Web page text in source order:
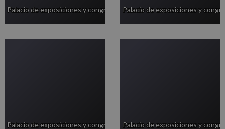
Palacio de exposiciones y congresos Palacio de exposiciones y
Palacio de exposiciones y congresos Palacio de exposiciones y